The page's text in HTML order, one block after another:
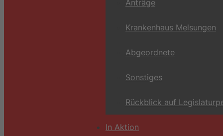
Anträge
Krankenhaus Melsungen
Abgeordnete
Sonstiges
Rückblick auf
In Aktion